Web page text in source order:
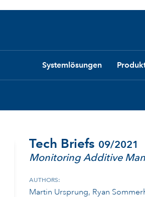
Systemlösungen
Tech Briefs 09/2021
Monitoring Additive
AUTHORS:
Martin Ursprung, Ryan